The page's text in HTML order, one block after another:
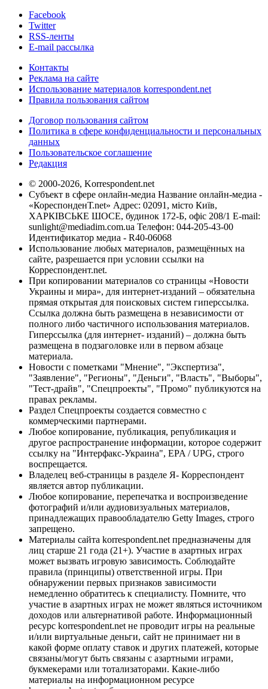
Facebook
Twitter
RSS-ленты
E-mail рассылка
Контакты
Реклама на сайте
Использование материалов korrespondent.net
Правила пользования сайтом
Договор пользования сайтом
Политика в сфере конфиденциальности и персональных
данных
Пользовательское соглашение
Редакция
© 2000-2026, Korrespondent.net
Субъект в сфере онлайн-медиа Название онлайн-медиа -
«КореспонденТ.net» Адрес: 02091, місто Київ,
ХАРКІВСЬКЕ ШОСЕ, будинок 172-Б, офіс 208/1 E-mail:
sunlight@mediadim.com.ua Телефон: 044-205-43-00
Идентификатор медиа - R40-06068
Использование любых материалов, размещённых на
сайте, разрешается при условии ссылки на
Корреспондент.net.
При копировании материалов со страницы «Новости
Украины и мира», для интернет-изданий – обязательна
прямая открытая для поисковых систем гиперссылка.
Ссылка должна быть размещена в независимости от
полного либо частичного использования материалов.
Гиперссылка (для интернет- изданий) – должна быть
размещена в подзаголовке или в первом абзаце
материала.
Новости с пометками "Мнение", "Экспертиза",
"Заявление", "Регионы", "Деньги", "Власть", "Выборы",
"Тест-драйв", "Спецпроекты", "Промо" публикуются на
правах рекламы.
Раздел Спецпроекты создается совместно с
коммерческими партнерами.
Любое копирование, публикация, републикация и
другое распространение информации, которое содержит
ссылку на "Интерфакс-Украина", EPA / UPG, строго
воспрещается.
Владелец веб-страницы в разделе Я- Корреспондент
является автор публикации.
Любое копирование, перепечатка и воспроизведение
фотографий и/или аудиовизуальных материалов,
принадлежащих правообладателю Getty Images, строго
запрещено.
Материалы сайта korrespondent.net предназначены для
лиц старше 21 года (21+). Участие в азартных играх
может вызвать игровую зависимость. Соблюдайте
правила (принципы) ответственной игры. При
обнаружении первых признаков зависимости
немедленно обратитесь к специалисту. Помните, что
участие в азартных играх не может являться источником
доходов или альтернативой работе. Информационный
ресурс korrespondent.net не проводит игры на реальные
и/или виртуальные деньги, сайт не принимает ни в
какой форме оплату ставок и других платежей, которые
связаны/могут быть связаны с азартными играми,
букмекерами или тотализаторами. Какие-либо
материалы на информационном ресурсе